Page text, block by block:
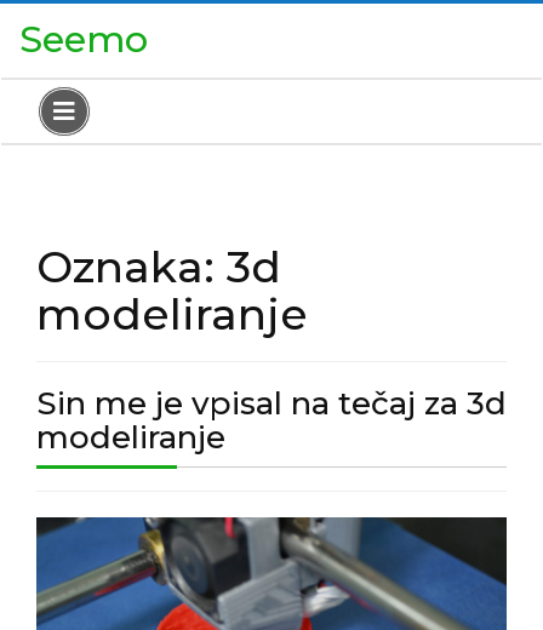
Seemo
Oznaka: 3d
modeliranje
Sin me je vpisal na tečaj za 3d
modeliranje
me
vpisal
na
tečaj
Sin
vpisal